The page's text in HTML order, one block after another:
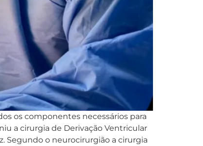
os componentes necessários para
a cirurgia de Derivação Ventricular
Segundo o neurocirurgião a cirurgia